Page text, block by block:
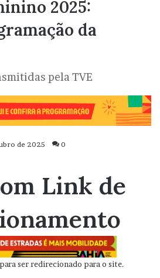
2025:
da
pela TVE
de 2025 0
Link de
ser redirecionado para o site.